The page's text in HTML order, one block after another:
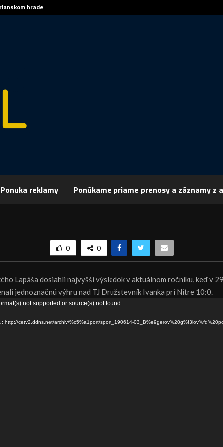
hrade
Ponuka reklamy Ponúkame priame prenosy a záznamy z
Archív Šport ŠPORT: FUTBAL: Bégerov gólový poltucet
0 0
Lapáša dosiahli najvyšší výsledok v aktuálnom ročníku, keď v
jednoznačnú výhru nad TJ Družstevník Ivanka pri Nitre 10:0.
not supported or source(s) not found
http://cetv2.ddns.net/archiv/%c5%a1port/sport_190614-